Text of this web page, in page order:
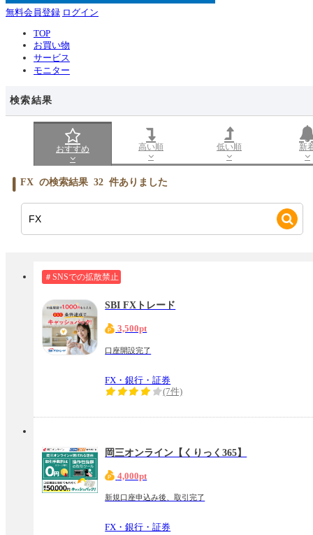
無料会員登録 ログイン
TOP
お買い物
サービス
モニター
検索結果
おすすめ 高い順 低い順 新
FX の検索結果 32 件ありました
＃SNSでの拡散禁止
SBI FXトレード
3,500pt
口座開設完了
FX・銀行・証券
(7件)
岡三オンライン【くりっく365】
4,000pt
新規口座申込み後、取引完了
FX・銀行・証券